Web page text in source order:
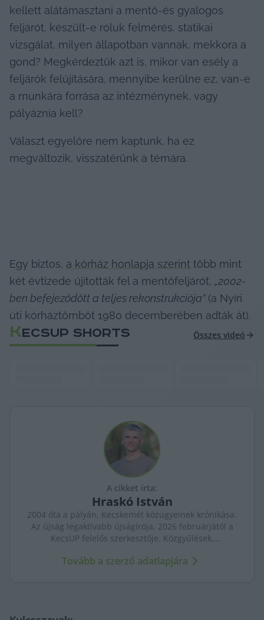
kellett alátámasztani a mentő-és gyalogos
feljárót, készült-e róluk felmérés, statikai
vizsgálat, milyen állapotban vannak, mekkora a
gond? Megkérdeztük azt is, mikor van esély a
feljárók felújítására, mennyibe kerülne ez, van-e
a munkára forrása az intézménynek, vagy
pályáznia kell?
Választ egyelőre nem kaptunk, ha ez
megváltozik, visszatérünk a témára.
Egy biztos, a kórház honlapja szerint több mint
két évtizede újították fel a mentőfeljárót, „2002-
ben befejeződött a teljes rekonstrukciója” (a Nyíri
úti kórháztömböt 1980 decemberében adták át).
KECSUP SHORTS Összes videó
A cikket írta:
Hraskó István
2004 óta a pályán, Kecskemét közügyeinek krónikása.
Az újság legaktívabb újságírója, 2026 februárjától a
KecsUP felelős szerkesztője. Közgyűlések,
arca és a háttérben élők történetei egyszerre jelennek
Tovább a szerző adatlapjára